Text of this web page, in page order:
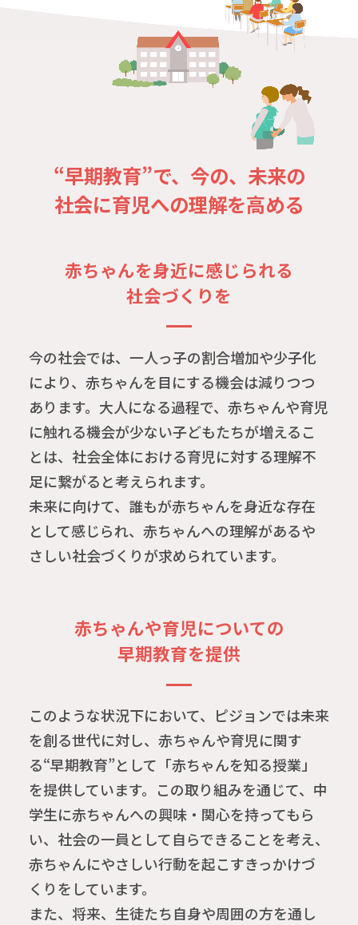
“早期教育”で、今の、未来の
社会に育児への理解を高める
赤ちゃんを身近に感じられる
社会づくりを
今の社会では、一人っ子の割合増加や少子化
により、赤ちゃんを目にする機会は減りつつ
あります。大人になる過程で、赤ちゃんや育児
に触れる機会が少ない子どもたちが増えるこ
とは、社会全体における育児に対する理解不
足に繋がると考えられます。
未来に向けて、誰もが赤ちゃんを身近な存在
として感じられ、赤ちゃんへの理解があるや
さしい社会づくりが求められています。
赤ちゃんや育児についての
早期教育を提供
このような状況下において、ピジョンでは未来
を創る世代に対し、赤ちゃんや育児に関す
る“早期教育”として「赤ちゃんを知る授業」
を提供しています。この取り組みを通じて、中
学生に赤ちゃんへの興味・関心を持ってもら
い、社会の一員として自らできることを考え、
赤ちゃんにやさしい行動を起こすきっかけづ
くりをしています。
また、将来、生徒たち自身や周囲の方を通し